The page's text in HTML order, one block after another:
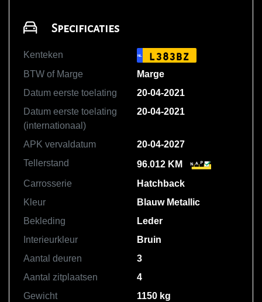
Specificaties
Kenteken NL L383BZ
BTW of Marge
Marge
Datum eerste toelating
20-04-2021
Datum eerste toelating
(internationaal)
20-04-2021
APK vervaldatum
20-04-2027
Tellerstand
96.012 KM
Carrosserie
Hatchback
Kleur
Blauw Metallic
Bekleding
Leder
Interieurkleur
Bruin
Aantal deuren
3
Aantal zitplaatsen
4
Gewicht
1150 kg